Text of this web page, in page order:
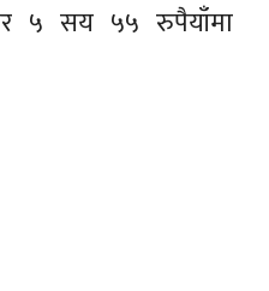
५ सय ५५ रुपैयाँमा